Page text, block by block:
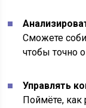
Сможете
чтобы точно
Управлять
Поймёте, как